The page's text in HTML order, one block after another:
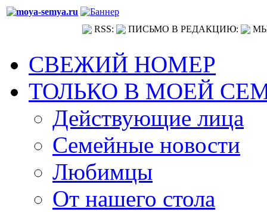
RSS: ПИСЬМО В РЕДАКЦИЮ:
СВЕЖИЙ НОМЕР
ТОЛЬКО В МОЕЙ
Действующие лица
Семейные новости
Любимцы
От нашего стола